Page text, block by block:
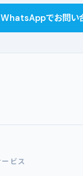
WhatsAppでお問い
ービス